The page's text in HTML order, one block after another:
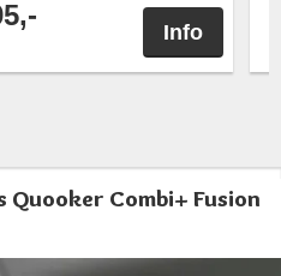
Info
Combi+ Fusion